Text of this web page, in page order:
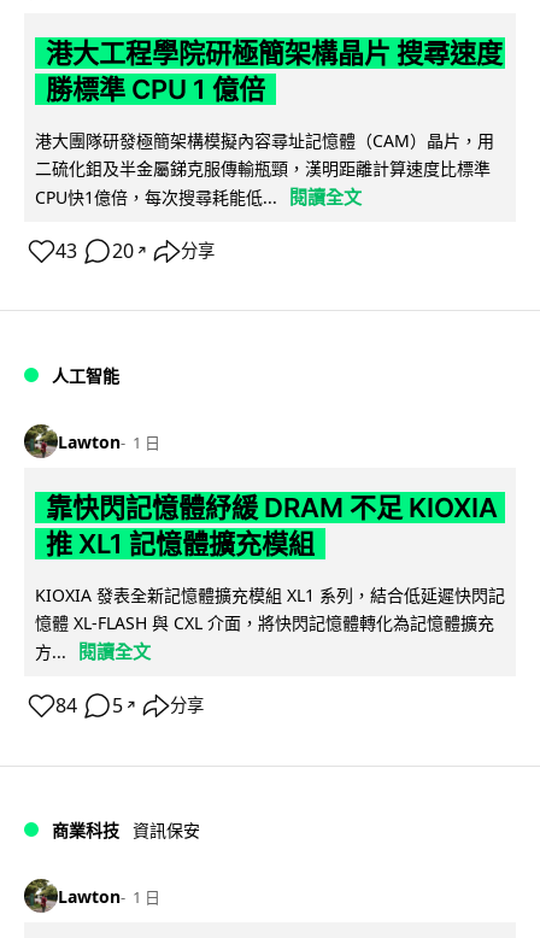
港大工程學院研極簡架構晶片 搜尋速度
勝標準 CPU 1 億倍
港大團隊研發極簡架構模擬內容尋址記憶體（CAM）晶片，用
二硫化鉬及半金屬銻克服傳輸瓶頸，漢明距離計算速度比標準
CPU快1億倍，每次搜尋耗能低...
閱讀全文
43 20 ↗ 分享
人工智能
Lawton 1 日
靠快閃記憶體紓緩 DRAM 不足 KIOXIA
推 XL1 記憶體擴充模組
KIOXIA 發表全新記憶體擴充模組 XL1 系列，結合低延遲快閃記
憶體 XL-FLASH 與 CXL 介面，將快閃記憶體轉化為記憶體擴充
方...
閱讀全文
84 5 ↗ 分享
商業科技 資訊保安
Lawton 1 日